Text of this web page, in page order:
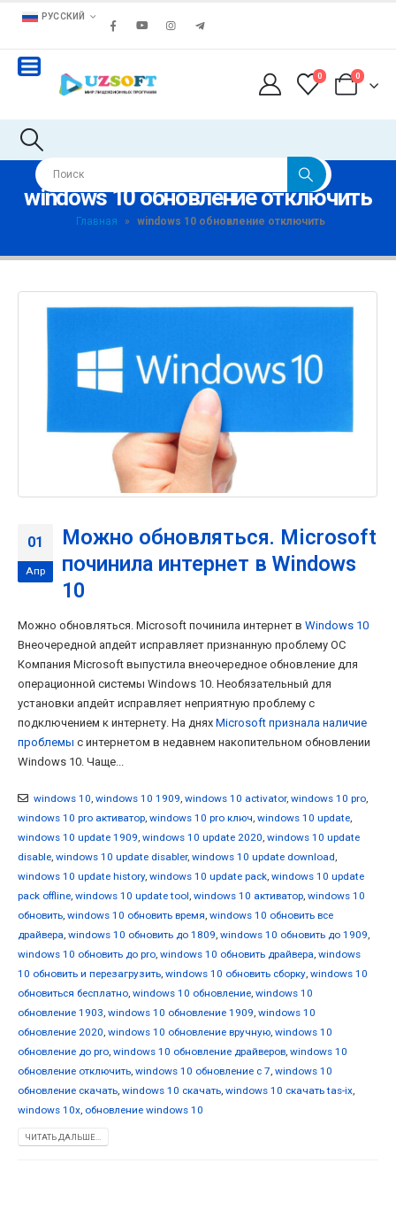
РУССКИЙ
0 0
windows 10 обновление отключить
Главная » windows 10 обновление отключить
01
Апр
Можно обновляться. Microsoft
починила интернет в Windows
10
Можно обновляться. Microsoft починила интернет в Windows 10
Внеочередной апдейт исправляет признанную проблему ОС
Компания Microsoft выпустила внеочередное обновление для
операционной системы Windows 10. Необязательный для
установки апдейт исправляет неприятную проблему с
подключением к интернету. На днях Microsoft признала наличие
проблемы с интернетом в недавнем накопительном обновлении
Windows 10. Чаще...
windows 10, windows 10 1909, windows 10 activator, windows 10 pro,
windows 10 pro активатор, windows 10 pro ключ, windows 10 update,
windows 10 update 1909, windows 10 update 2020, windows 10 update
disable, windows 10 update disabler, windows 10 update download,
windows 10 update history, windows 10 update pack, windows 10 update
pack offline, windows 10 update tool, windows 10 активатор, windows 10
обновить, windows 10 обновить время, windows 10 обновить все
драйвера, windows 10 обновить до 1809, windows 10 обновить до 1909,
windows 10 обновить до pro, windows 10 обновить драйвера, windows
10 обновить и перезагрузить, windows 10 обновить сборку, windows 10
обновиться бесплатно, windows 10 обновление, windows 10
обновление 1903, windows 10 обновление 1909, windows 10
обновление 2020, windows 10 обновление вручную, windows 10
обновление до pro, windows 10 обновление драйверов, windows 10
обновление отключить, windows 10 обновление с 7, windows 10
обновление скачать, windows 10 скачать, windows 10 скачать tas-ix,
windows 10x, обновление windows 10
ЧИТАТЬ ДАЛЬШЕ...